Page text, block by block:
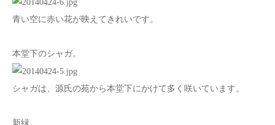
青い空に赤い花が映えてきれいです。
本堂下のシャガ。
シャガは、源氏の苑から本堂下にかけて多く咲いています。
新緑。